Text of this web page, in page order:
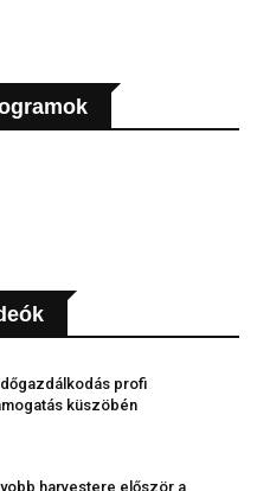
profi
küszöbén
harvestere először a